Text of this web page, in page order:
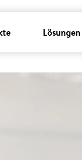
Lösungen